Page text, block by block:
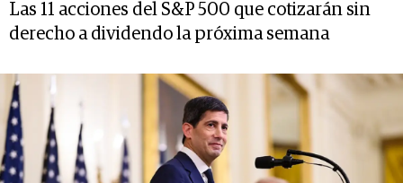
Las 11 acciones del S&P 500 que cotizarán sin
derecho a dividendo la próxima semana